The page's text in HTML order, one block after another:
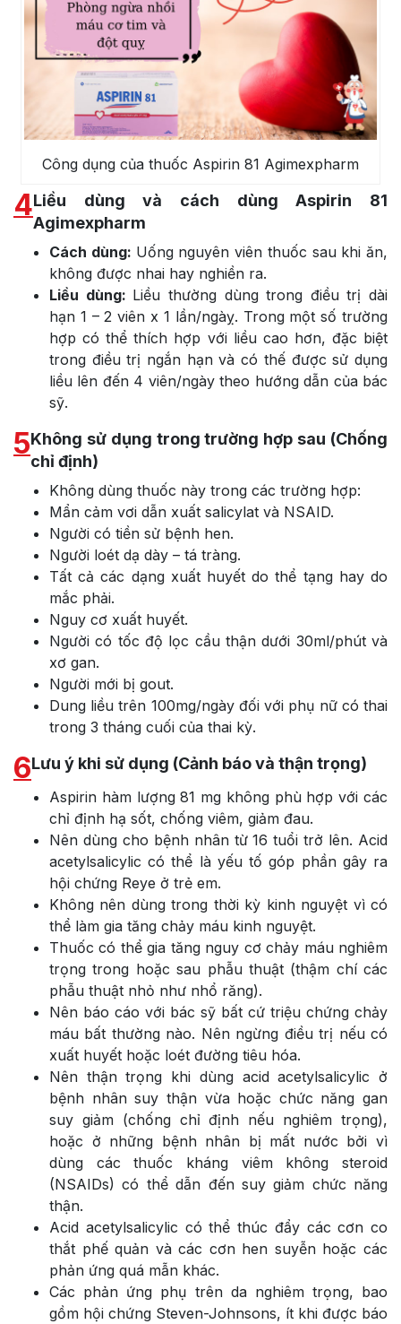
Công dụng của thuốc Aspirin 81 Agimexpharm
4Liều dùng và cách dùng Aspirin 81
Agimexpharm
Cách dùng: Uống nguyên viên thuốc sau khi ăn,
không được nhai hay nghiền ra.
Liều dùng: Liều thường dùng trong điều trị dài
hạn 1 – 2 viên x 1 lần/ngàỵ. Trong một số trường
hợp có thể thích hợp với liều cao hơn, đặc biệt
trong điều trị ngắn hạn và có thế được sử dụng
liều lên đến 4 viên/ngày theo hướng dẫn của bác
sỹ.
5Không sử dụng trong trường hợp sau (Chống
chỉ định)
Không dùng thuốc này trong các trường hợp:
Mẩn cảm vơi dẫn xuất salicylat và NSAID.
Người có tiền sử bệnh hen.
Người loét dạ dày – tá tràng.
Tất cả các dạng xuất huyết do thể tạng hay do
mắc phải.
Nguy cơ xuất huyết.
Người có tốc độ lọc cầu thận dưới 30ml/phút và
xơ gan.
Người mới bị gout.
Dung liều trên 100mg/ngày đối với phụ nữ có thai
trong 3 tháng cuối của thai kỳ.
6Lưu ý khi sử dụng (Cảnh báo và thận trọng)
Aspirin hàm lượng 81 mg không phù hợp với các
chỉ định hạ sốt, chống viêm, giảm đau.
Nên dùng cho bệnh nhân từ 16 tuổi trở lên. Acid
acetylsalicylic có thể là yếu tố góp phần gây ra
hội chứng Reye ở trẻ em.
Không nên dùng trong thời kỳ kinh nguyệt vì có
thể làm gia tăng chảy máu kinh nguyệt.
Thuốc có thể gia tăng nguy cơ chảy máu nghiêm
trọng trong hoặc sau phẫu thuật (thậm chí các
phẫu thuật nhỏ như nhổ răng).
Nên báo cáo với bác sỹ bất cứ triệu chứng chảy
máu bất thường nào. Nên ngừng điều trị nếu có
xuất huyết hoặc loét đường tiêu hóa.
Nên thận trọng khi dùng acid acetylsalicylic ở
bệnh nhân suy thận vừa hoặc chức năng gan
suy giảm (chống chỉ định nếu nghiêm trọng),
hoặc ở những bệnh nhân bị mất nước bởi vì
dùng các thuốc kháng viêm không steroid
(NSAIDs) có thể dẫn đến suy giảm chức năng
thận.
Acid acetylsalicylic có thể thúc đẩy các cơn co
thắt phế quản và các cơn hen suyễn hoặc các
phản ứng quá mẫn khác.
Các phản ứng phụ trên da nghiêm trọng, bao
gồm hội chứng Steven-Johnsons, ít khi được báo